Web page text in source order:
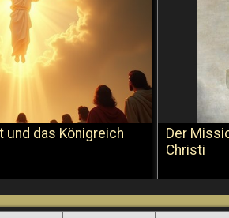
und das Königreich
Der
Christi